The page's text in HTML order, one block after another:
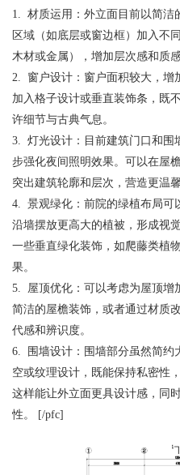
1. 材质运用：外立面目前以简洁
区域（如底层或窗边框）加入不
木材或金属），增加层次感和质感
2. 窗户设计：窗户面积较大，增
加入格子设计或垂直装饰条，既
许细节与古典气息。
3. 灯光设计：目前建筑门口和围
步强化夜间照明效果。可以在屋
突出建筑轮廓和层次，营造更温
4. 景观绿化：前院的绿植布局可
沿墙摆放更高大的植被，形成视
一些垂直绿化装饰，如爬藤类植
果。
5. 屋顶优化：可以考虑为屋顶增
简洁的屋檐装饰，或者通过材质
代感和辨识度。
6. 围墙设计：围墙部分虽然简约
空或纹理设计，既能保持私密性
这样能让外立面更具设计感，同
性。 [/pfc]